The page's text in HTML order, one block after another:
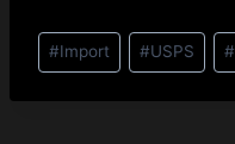
Schlagworte:
#Import #USPS #